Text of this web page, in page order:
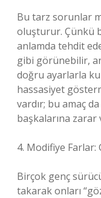
Bu tarz sorunlar
oluşturur. Çünkü
anlamda tehdit
gibi görünebilir,
doğru ayarlarla
hassasiyet
vardır; bu amaç
başkalarına
4. Modifiye Farlar:
Birçok genç
takarak onları